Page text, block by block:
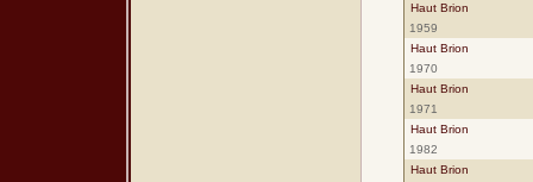
Haut Brion
1959
Haut Brion
1970
Haut Brion
1971
Haut Brion
1982
Haut Brion